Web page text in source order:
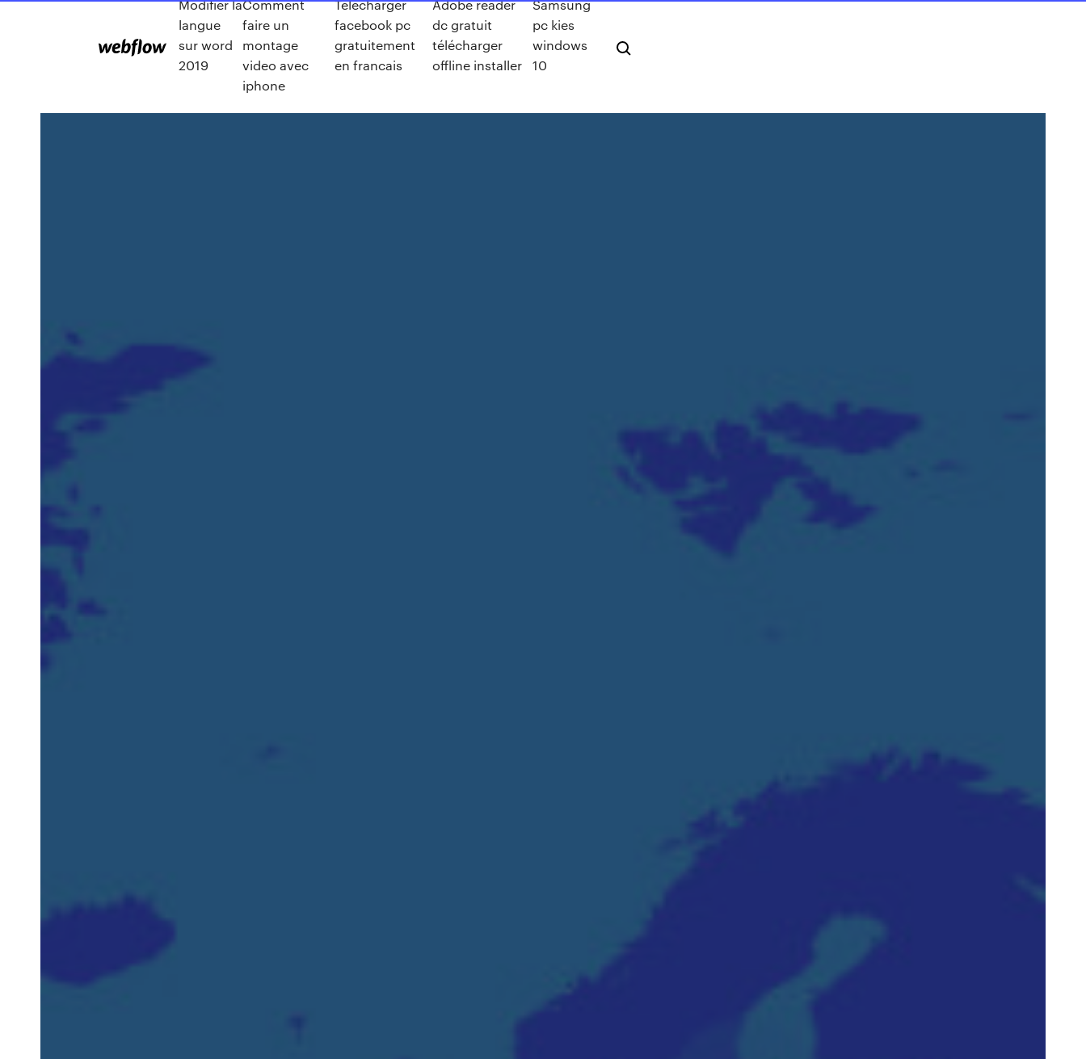
Modifier la
langue
sur word
2019
Comment
faire un
montage
video avec
iphone
Telecharger
facebook pc
gratuitement
en francais
Adobe reader
dc gratuit
télécharger
offline installer
Samsung
pc kies
windows
10